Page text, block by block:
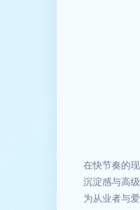
在快节奏的
沉淀感与高
为从业者与